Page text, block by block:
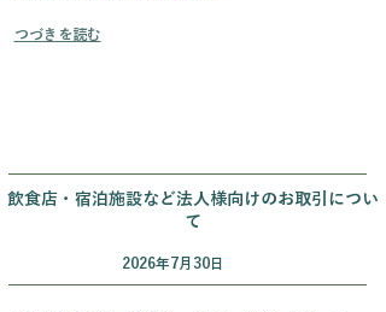
つづきを読む
飲食店・宿泊施設など法人様向けのお取引につい
て
2026年7月30日